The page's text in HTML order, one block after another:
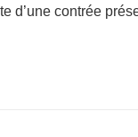
d’une contrée